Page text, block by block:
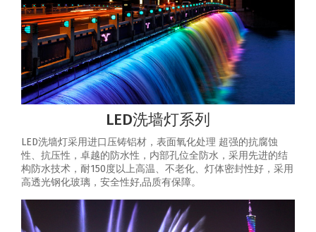
LED洗墙灯系列
LED洗墙灯采用进口压铸铝材，表面氧化处理 超强的抗腐蚀
性、抗压性，卓越的防水性，内部孔位全防水，采用先进的结
构防水技术，耐150度以上高温、不老化、灯体密封性好，采用
高透光钢化玻璃，安全性好,品质有保障。